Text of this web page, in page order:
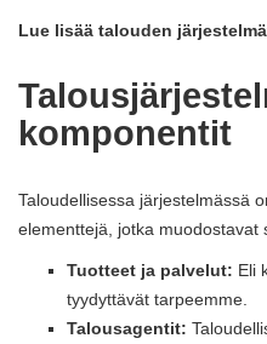
Lue lisää talouden
komponentit
Taloudellisessa järjestelmässä
elementtejä, jotka muodostavat
Tuotteet ja palvelut: Eli
tyydyttävät tarpeemme.
Talousagentit: